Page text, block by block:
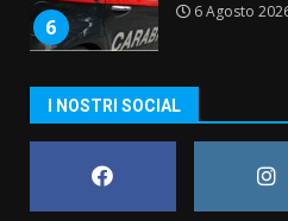
6
6 Agosto
di aperture
Comune di
6 Agosto
I NOSTRI SOCIAL